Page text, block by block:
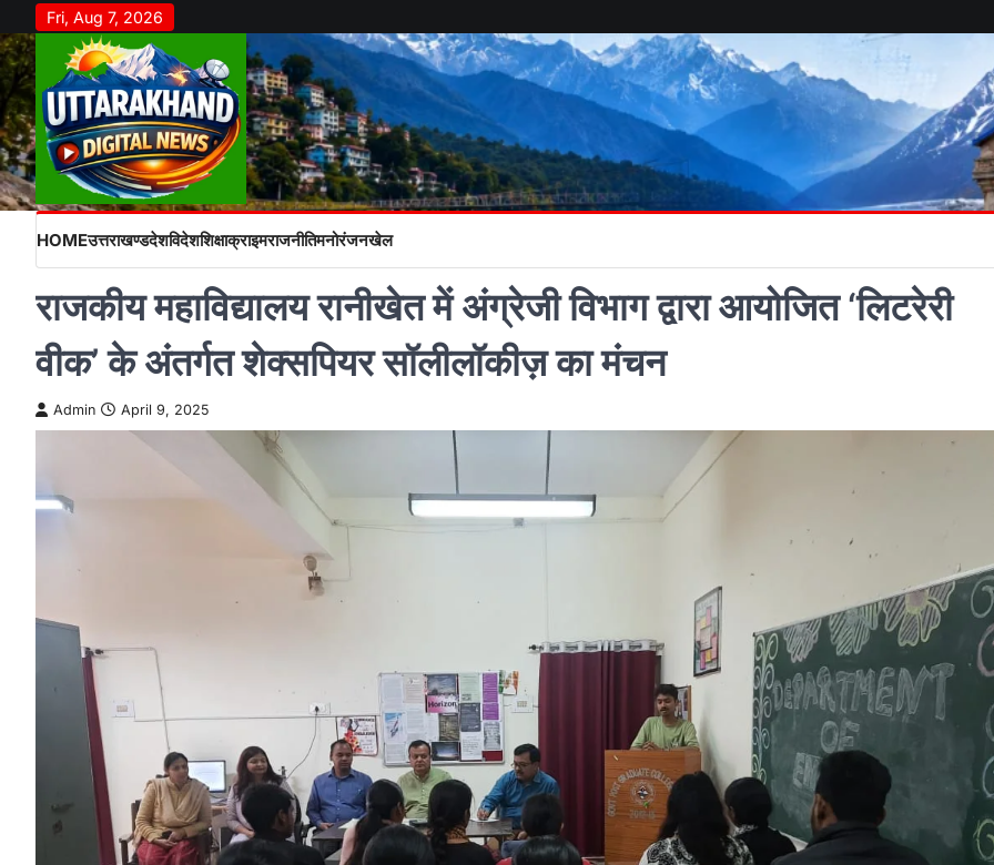
to
content
Fri, Aug 7, 2026
HOMEउत्तराखण्डदेशविदेशशिक्षाक्राइमराजनीतिमनोरंजनखेल
राजकीय महाविद्यालय रानीखेत में अंग्रेजी विभाग द्वारा आयोजित ‘लिटरेरी
वीक’ के अंतर्गत शेक्सपियर सॉलीलॉकीज़ का मंचन
Admin April 9, 2025